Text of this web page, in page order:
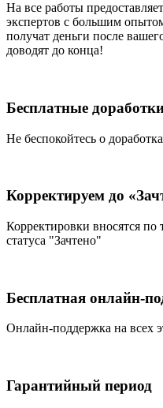
На все работы
экспертов с большим
получат деньги после
доводят до конца!
Бесплатные
Не беспокойтесь о
Корректируем до
Корректировки вносятся по
статуса "Зачтено"
Бесплатная онлайн-
Онлайн-поддержка на всех
Гарантийный период